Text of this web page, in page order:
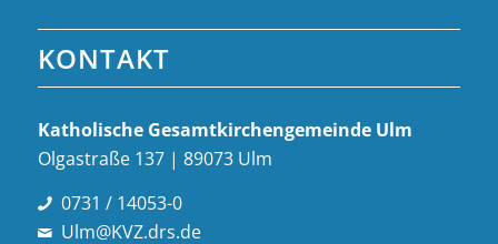
KONTAKT
Katholische Gesamt­kirchen­gemeinde Ulm
Olgastraße 137 | 89073 Ulm
0731 / 14053-0
Ulm@KVZ.drs.de